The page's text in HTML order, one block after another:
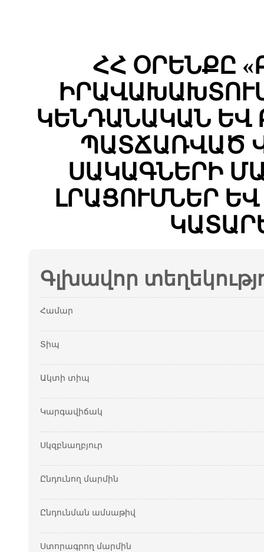
ՀՀ ՕՐԵՆՔԸ
ԿԵՆԴԱՆԱԿԱՆ ԵՎ
ՊԱՏՃԱՌՎԱԾ
ՍԱԿԱԳՆԵՐԻ
ԼՐԱՑՈՒՄՆԵՐ
Գլխավոր
Համար
Տիպ
Ակտի տիպ
Կարգավիճակ
Սկզբնաղբյուր
Ընդունող մարմին
Ընդունման ամսաթիվ
Ստորագրող մարմին